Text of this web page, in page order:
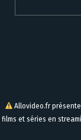
Allovideo.fr
films et séries en